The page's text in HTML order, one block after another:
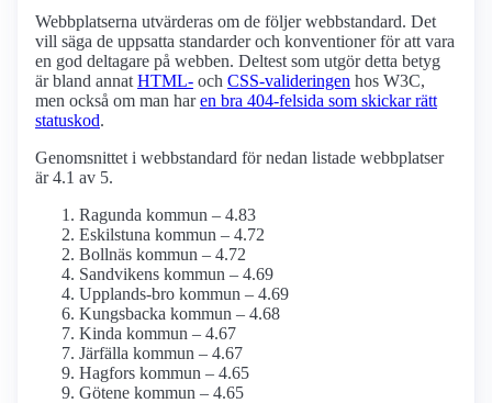
Webbplatserna utvärderas om de följer webbstandard. Det
vill säga de uppsatta standarder och konventioner för att vara
en god deltagare på webben. Deltest som utgör detta betyg
är bland annat HTML- och CSS-valideringen hos W3C,
men också om man haren bra 404-felsida som skickar rätt
statuskod.
Genomsnittet i webbstandard för nedan listade webbplatser
är 4.1 av 5.
Ragunda kommun – 4.83
Eskilstuna kommun – 4.72
Bollnäs kommun – 4.72
Sandvikens kommun – 4.69
Upplands-bro kommun – 4.69
Kungsbacka kommun – 4.68
Kinda kommun – 4.67
Järfälla kommun – 4.67
Hagfors kommun – 4.65
Götene kommun – 4.65